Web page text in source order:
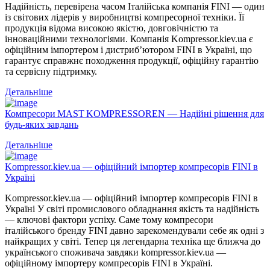
Надійність, перевірена часом Італійська компанія FINI — один
із світових лідерів у виробництві компресорної техніки. Її
продукція відома високою якістю, довговічністю та
інноваційними технологіями. Компанія Kompressor.kiev.ua є
офіційним імпортером і дистриб’ютором FINI в Україні, що
гарантує справжнє походження продукції, офіційну гарантію
та сервісну підтримку.
Детальніше
Компресори MAST KOMPRESSOREN — Надійні рішення для
будь-яких завдань
Детальніше
Kompressor.kiev.ua — офіційний імпортер компресорів FINI в
Україні
Kompressor.kiev.ua — офіційний імпортер компресорів FINI в
Україні У світі промислового обладнання якість та надійність
— ключові фактори успіху. Саме тому компресори
італійського бренду FINI давно зарекомендували себе як одні з
найкращих у світі. Тепер ця легендарна техніка ще ближча до
українського споживача завдяки kompressor.kiev.ua —
офіційному імпортеру компресорів FINI в Україні.